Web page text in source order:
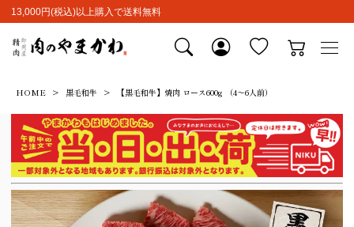
13,000円(税込)以上購入で送料無料
HOME 黒毛和牛 【黒毛和牛】焼肉 ロース600g （4～6人前）